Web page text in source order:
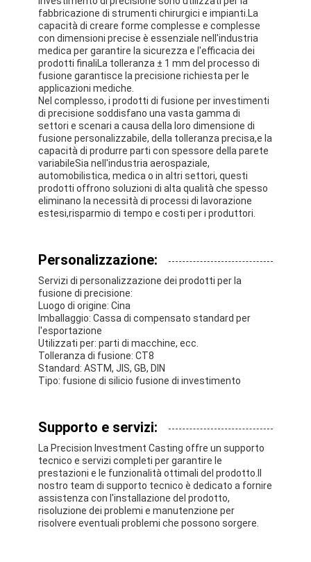
Nastro adesivo del film del Polyimide
Nastro adesivo del di alluminio
Nastro del panno di vetro del di alluminio
La stagnola ha affrontato la carta kraft
Panno della vetroresina del di alluminio
Nastro della tela della stagnola
Nastro di condotta del panno
Doppio nastro adesivo parteggiato
Colata di investimento di precisione
Tavola di isolamento elettrico
fabbricazione di strumenti chirurgici e impianti.La
capacità di creare forme complesse e complesse
con dimensioni precise è essenziale nell'industria
medica per garantire la sicurezza e l'efficacia dei
prodotti finaliLa tolleranza ± 1 mm del processo di
fusione garantisce la precisione richiesta per le
applicazioni mediche.
Nel complesso, i prodotti di fusione per investimenti
di precisione soddisfano una vasta gamma di
settori e scenari a causa della loro dimensione di
fusione personalizzabile, della tolleranza precisa,e la
capacità di produrre parti con spessore della parete
variabileSia nell'industria aerospaziale,
automobilistica, medica o in altri settori, questi
prodotti offrono soluzioni di alta qualità che spesso
eliminano la necessità di processi di lavorazione
estesi,risparmio di tempo e costi per i produttori.
Personalizzazione:
Servizi di personalizzazione dei prodotti per la
fusione di precisione:
Luogo di origine: Cina
Imballaggio: Cassa di compensato standard per
l'esportazione
Utilizzati per: parti di macchine, ecc.
Tolleranza di fusione: CT8
Standard: ASTM, JIS, GB, DIN
Tipo: fusione di silicio fusione di investimento
Supporto e servizi:
La Precision Investment Casting offre un supporto
tecnico e servizi completi per garantire le
prestazioni e le funzionalità ottimali del prodotto.Il
nostro team di supporto tecnico è dedicato a fornire
assistenza con l'installazione del prodotto,
risoluzione dei problemi e manutenzione per
risolvere eventuali problemi che possono sorgere.